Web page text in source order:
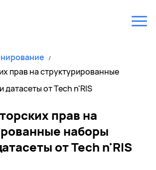
прав на структурированные
от Tech n'RIS
прав на
наборы
от Tech n'RIS